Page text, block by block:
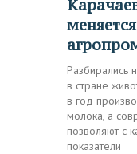
меняется
Разбирались
в стране
в год
молока, а
позволяют с
показатели